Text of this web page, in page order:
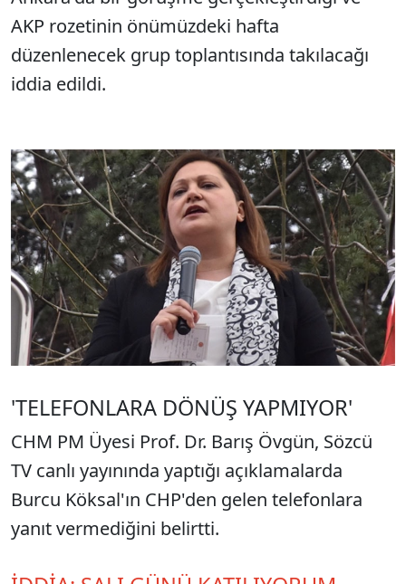
AKP rozetinin önümüzdeki hafta
düzenlenecek grup toplantısında takılacağı
iddia edildi.
'TELEFONLARA DÖNÜŞ YAPMIYOR'
CHM PM Üyesi Prof. Dr. Barış Övgün, Sözcü
TV canlı yayınında yaptığı açıklamalarda
Burcu Köksal'ın CHP'den gelen telefonlara
yanıt vermediğini belirtti.